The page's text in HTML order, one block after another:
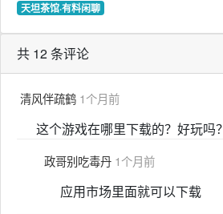
天坦茶馆·有料闲聊
共 12 条评论
清风伴疏鹤 1个月前
这个游戏在哪里下载的？好玩吗？
政哥别吃毒丹 1个月前
应用市场里面就可以下载